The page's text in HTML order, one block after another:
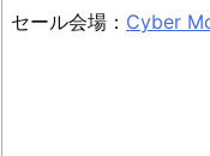
セール会場： Cyber